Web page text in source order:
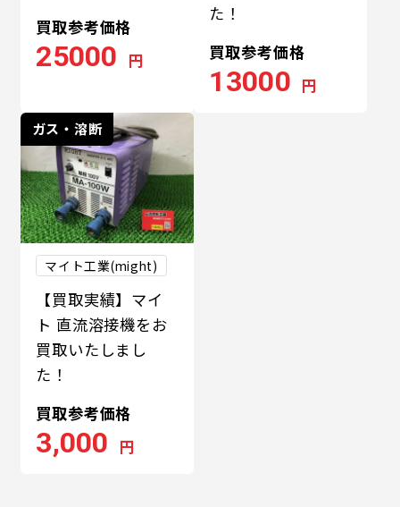
買取参考価格
25000 円
た！
買取参考価格
13000 円
ガス・溶断
マイト工業(might)
【買取実績】マイ
ト 直流溶接機をお
買取いたしまし
た！
買取参考価格
3,000 円